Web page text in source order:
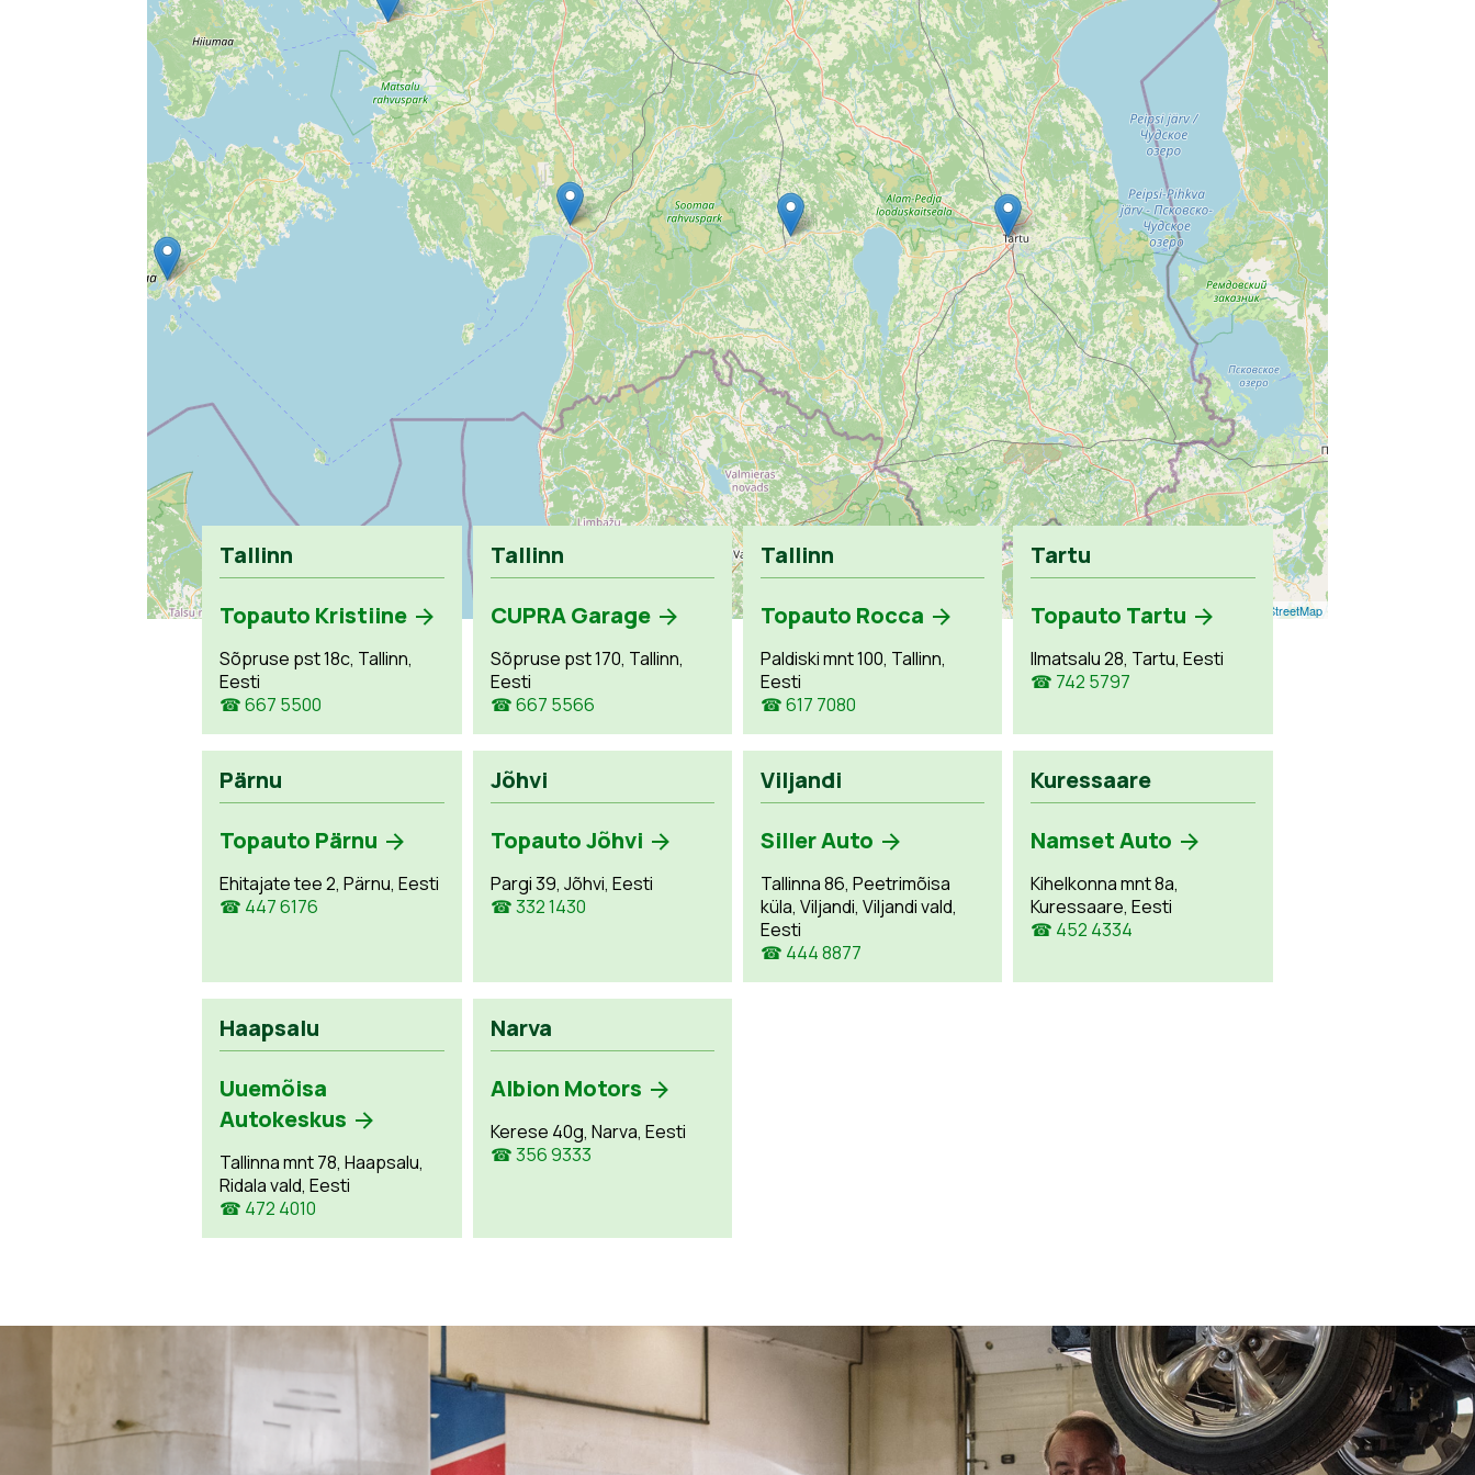
Leaflet OpenStreetMap
Tallinn
Topauto Kristiine
Sõpruse pst 18c, Tallinn,
Eesti
☎ 667 5500
Tallinn
CUPRA Garage
Sõpruse pst 170, Tallinn,
Eesti
☎ 667 5566
Tallinn
Topauto Rocca
Paldiski mnt 100, Tallinn,
Eesti
☎ 617 7080
Tartu
Topauto Tartu
Ilmatsalu 28, Tartu, Eesti
☎ 742 5797
Pärnu
Topauto Pärnu
Ehitajate tee 2, Pärnu, Eesti
☎ 447 6176
Jõhvi
Topauto Jõhvi
Pargi 39, Jõhvi, Eesti
☎ 332 1430
Viljandi
Siller Auto
Tallinna 86, Peetrimõisa
küla, Viljandi, Viljandi vald,
Eesti
☎ 444 8877
Kuressaare
Namset Auto
Kihelkonna mnt 8a,
Kuressaare, Eesti
☎ 452 4334
Haapsalu
Uuemõisa
Autokeskus
Tallinna mnt 78, Haapsalu,
Ridala vald, Eesti
☎ 472 4010
Narva
Albion Motors
Kerese 40g, Narva, Eesti
☎ 356 9333